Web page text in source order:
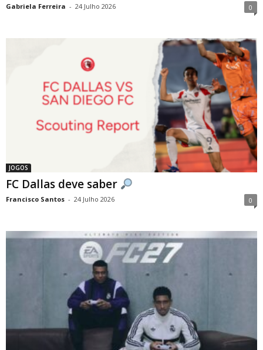
Gabriela Ferreira - 24 Julho 2026 0
JOGOS
FC Dallas deve saber
Francisco Santos - 24 Julho 2026 0